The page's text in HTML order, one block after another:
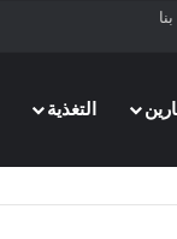
التغذية